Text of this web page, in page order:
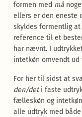
formen med må
ellers er den eneste
skyldes formentlig
reference til et
har nævnt. I
intetkøn omvendt
For her til sidst at
den/det i faste
fælleskøn og
alle udtryk med